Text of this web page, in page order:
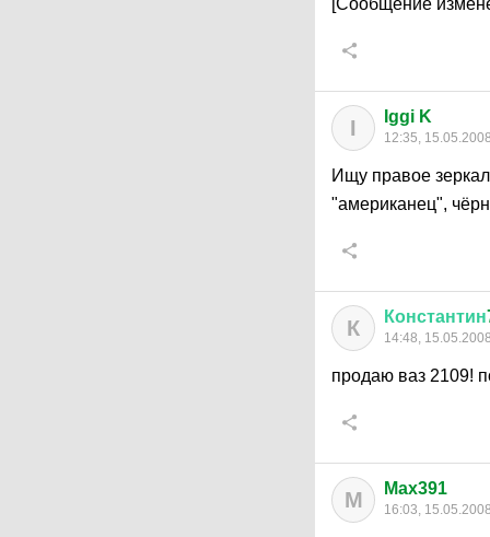
[Сообщение
I Iggi K
12:35,
Ищу правое
"американец",
К Константин
14:48,
продаю ваз 2109!
M Max391
16:03,